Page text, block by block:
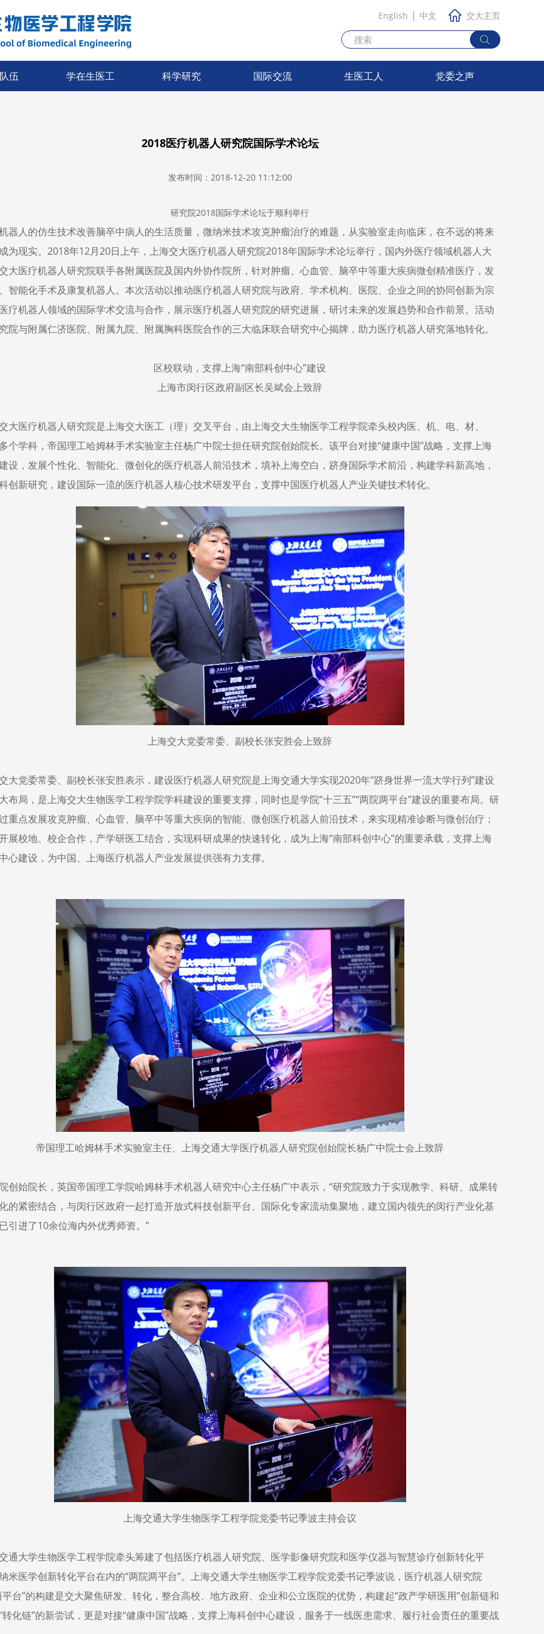
伍 学在生医工 科学研究 国际交流 生医工人 党委之声
English | 中文 交大主页
2018医疗机器人研究院国际学术论坛
发布时间：2018-12-20 11:12:00
研究院2018国际学术论坛于顺利举行
器人的仿生技术改善脑卒中病人的生活质量，微纳米技术攻克肿瘤治疗的难题，从实验室走向临床，在不远的将来
为现实。2018年12月20日上午，上海交大医疗机器人研究院2018年国际学术论坛举行，国内外医疗领域机器人大
大医疗机器人研究院联手各附属医院及国内外协作院所，针对肿瘤、心血管、脑卒中等重大疾病微创精准医疗，发
智能化手术及康复机器人。本次活动以推动医疗机器人研究院与政府、学术机构、医院、企业之间的协同创新为宗
疗机器人领域的国际学术交流与合作，展示医疗机器人研究院的研究进展，研讨未来的发展趋势和合作前景。活动
院与附属仁济医院、附属九院、附属胸科医院合作的三大临床联合研究中心揭牌，助力医疗机器人研究落地转化。
区校联动，支撑上海“南部科创中心”建设
上海市闵行区政府副区长吴斌会上致辞
大医疗机器人研究院是上海交大医工（理）交叉平台，由上海交大生物医学工程学院牵头校内医、机、电、材、
个学科，帝国理工哈姆林手术实验室主任杨广中院士担任研究院创始院长。该平台对接“健康中国”战略，支撑上海
设，发展个性化、智能化、微创化的医疗机器人前沿技术，填补上海空白，跻身国际学术前沿，构建学科新高地，
创新研究，建设国际一流的医疗机器人核心技术研发平台，支撑中国医疗机器人产业关键技术转化。
上海交大党委常委、副校长张安胜会上致辞
大党委常委、副校长张安胜表示，建设医疗机器人研究院是上海交通大学实现2020年“跻身世界一流大学行列”建设
布局，是上海交大生物医学工程学院学科建设的重要支撑，同时也是学院“十三五”“两院两平台”建设的重要布局。研
重点发展攻克肿瘤、心血管、脑卒中等重大疾病的智能、微创医疗机器人前沿技术，来实现精准诊断与微创治疗；
展校地、校企合作，产学研医工结合，实现科研成果的快速转化，成为上海“南部科创中心”的重要承载，支撑上海
心建设，为中国、上海医疗机器人产业发展提供强有力支撑。
帝国理工哈姆林手术实验室主任、上海交通大学医疗机器人研究院创始院长杨广中院士会上致辞
创始院长，英国帝国理工学院哈姆林手术机器人研究中心主任杨广中表示，“研究院致力于实现教学、科研、成果转
的紧密结合，与闵行区政府一起打造开放式科技创新平台、国际化专家流动集聚地，建立国内领先的闵行产业化基
引进了10余位海内外优秀师资。”
上海交通大学生物医学工程学院党委书记季波主持会议
通大学生物医学工程学院牵头筹建了包括医疗机器人研究院、医学影像研究院和医学仪器与智慧诊疗创新转化平
米医学创新转化平台在内的“两院两平台”。上海交通大学生物医学工程学院党委书记季波说，医疗机器人研究院
平台”的构建是交大聚焦研发、转化，整合高校、地方政府、企业和公立医院的优势，构建起“政产学研医用”创新链和
转化链”的新尝试，更是对接“健康中国”战略，支撑上海科创中心建设，服务于一线医患需求、履行社会责任的重要战